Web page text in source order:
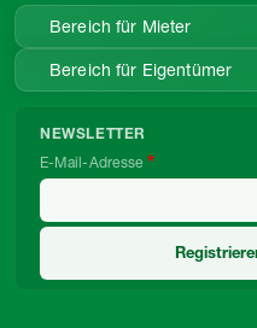
Bereich für Mieter
Bereich für Eigentümer
NEWSLETTER
E-Mail-Adresse